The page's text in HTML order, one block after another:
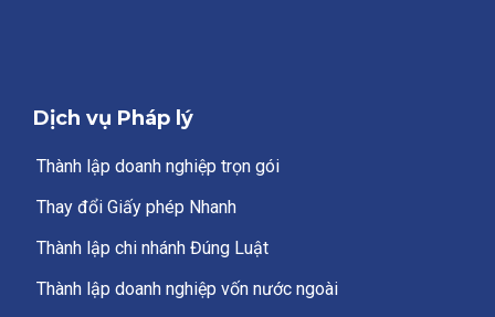
Dịch vụ Pháp lý
Thành lập doanh nghiệp trọn gói
Thay đổi Giấy phép Nhanh
Thành lập chi nhánh Đúng Luật
Thành lập doanh nghiệp vốn nước ngoài